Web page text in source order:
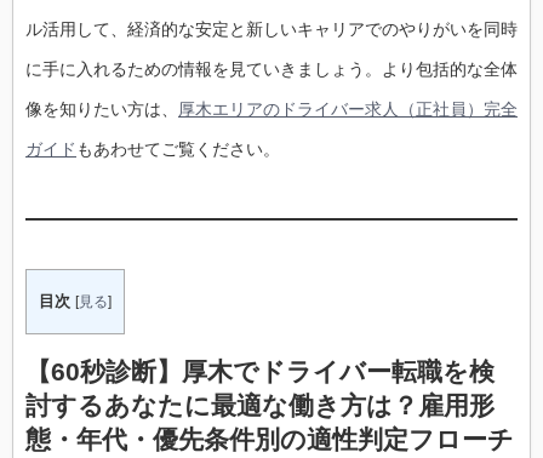
ル活用して、経済的な安定と新しいキャリアでのやりがいを同時
に手に入れるための情報を見ていきましょう。より包括的な全体
像を知りたい方は、 厚木エリアのドライバー求人（正社員）完全
ガイド もあわせてご覧ください。
目次 [見る]
【60秒診断】厚木でドライバー転職を検
討するあなたに最適な働き方は？雇用形
態・年代・優先条件別の適性判定フローチ